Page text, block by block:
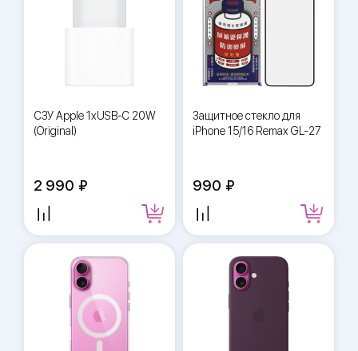
СЗУ Apple 1xUSB-C 20W
(Original)
2 990
Защитное стекло для
iPhone 15/16 Remax GL-27
990